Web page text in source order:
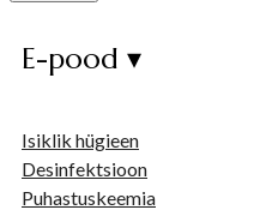
E-pood ▾
Isiklik hügieen
Desinfektsioon
Puhastuskeemia